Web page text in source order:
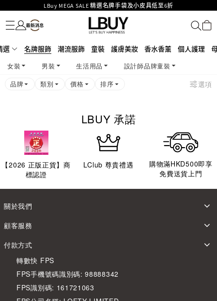
LBuy MEGA SALE 精選名牌手袋及小皮具低至6折
Goyard Hobo / Hobo Mini人氣限量特別版限時原價低至75折!
LBuy呈獻 - Hermès 及 Chanel 手袋及首飾原價低至6折，立即入手!
426號舖！
MOKO 1樓175號鋪旗艦店特設名牌Hermès、CHANEL及LV專區！
購物滿HKD500即享免運費！
LBuy獲香港知識產權署頒發2026《正版正貨承諾》商標
名牌服飾
潮流服飾
童裝
護膚美妝
香水香薰
個人護理
母嬰護理
遊戲及精品玩具
文儀用品
家居生活
電子產品
美食
醫藥保健
運動與戶外用品
選 名牌服飾 潮流服飾 童裝 護膚美妝 香水香薰 個人護理
女裝 男裝 生活用品
設計師品牌童裝
品牌
類別 價格 排序 選項
LBUY 承諾
【2026 正版正貨】商
標認證
LClub 尊貴禮遇
購物滿HKD500即享
免費送貨上門
關於我們
顧客服務
付款方式
轉數快 FPS
FPS手機號碼識別碼: 98888342
FPS識別碼: 161721063